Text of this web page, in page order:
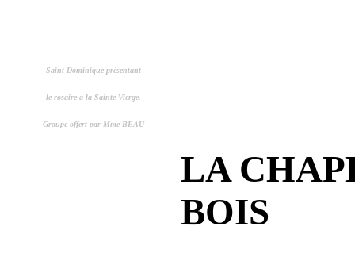
Saint Dominique présentant
le rosaire à la Sainte Vierge.
Groupe offert par Mme BEAU
LA
BOIS